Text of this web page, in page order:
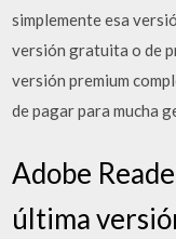
simplemente esa
versión gratuita o de
versión premium
de pagar para mucha
Adobe
última